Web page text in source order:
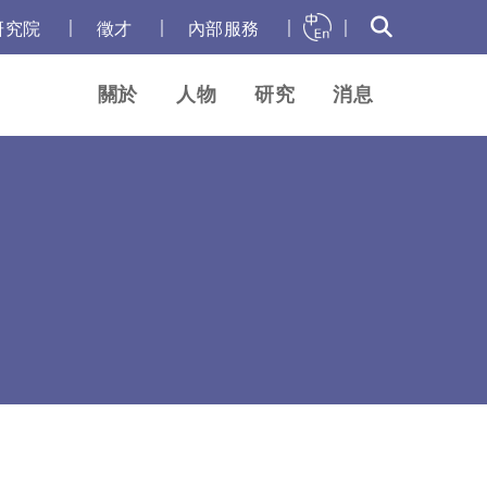
究院 徵才 內部服務
關於 人物 研究 消息